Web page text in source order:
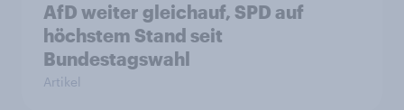
AfD weiter gleichauf, SPD auf
höchstem Stand seit
Bundestagswahl
Artikel